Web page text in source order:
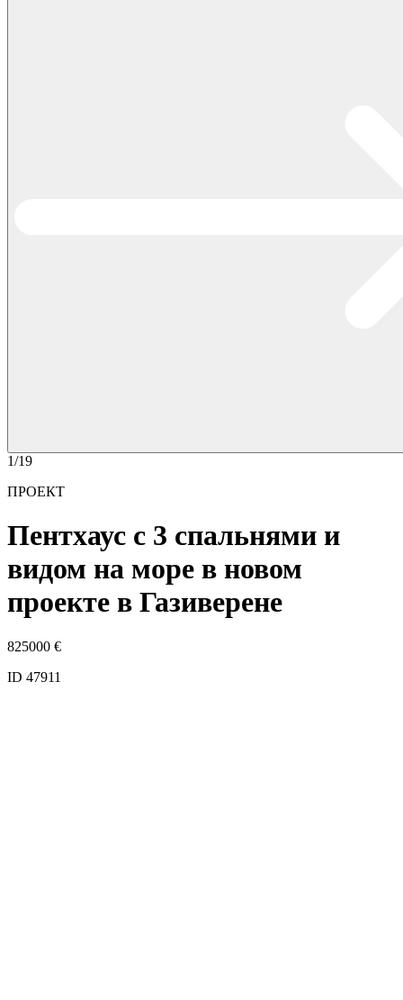
1/19
ПРОЕКТ
Пентхаус с 3 спальнями и
видом на море в новом
проекте в Газиверене
825000 €
ID 47911